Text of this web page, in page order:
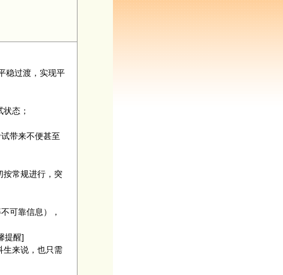
稳过渡，实现平
态；
带来不便甚至
按常规进行，突
可靠信息），
提醒]
生来说，也只需